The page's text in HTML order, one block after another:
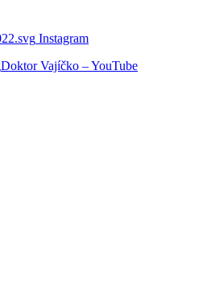
Instagram
Doktor Vajíčko – YouTube